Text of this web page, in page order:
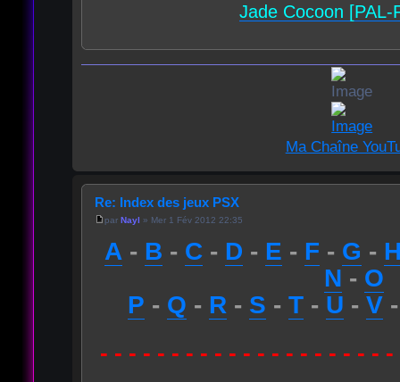
Jade Cocoon [PAL-
Ma Chaîne
Re: Index des jeux PSX
par Nayl » Mer 1 Fév 2012 22:35
A - B - C - D - E - F - G -
N - O
P - Q - R- S - T- U - V
- - - - - - - - - - - - - - - - - - - -